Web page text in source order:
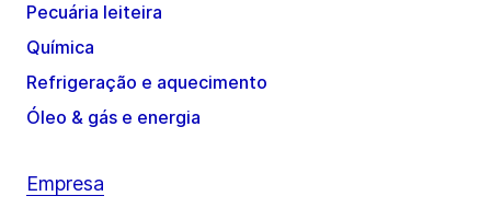
Pecuária leiteira
Química
Refrigeração e aquecimento
Óleo & gás e energia
Empresa